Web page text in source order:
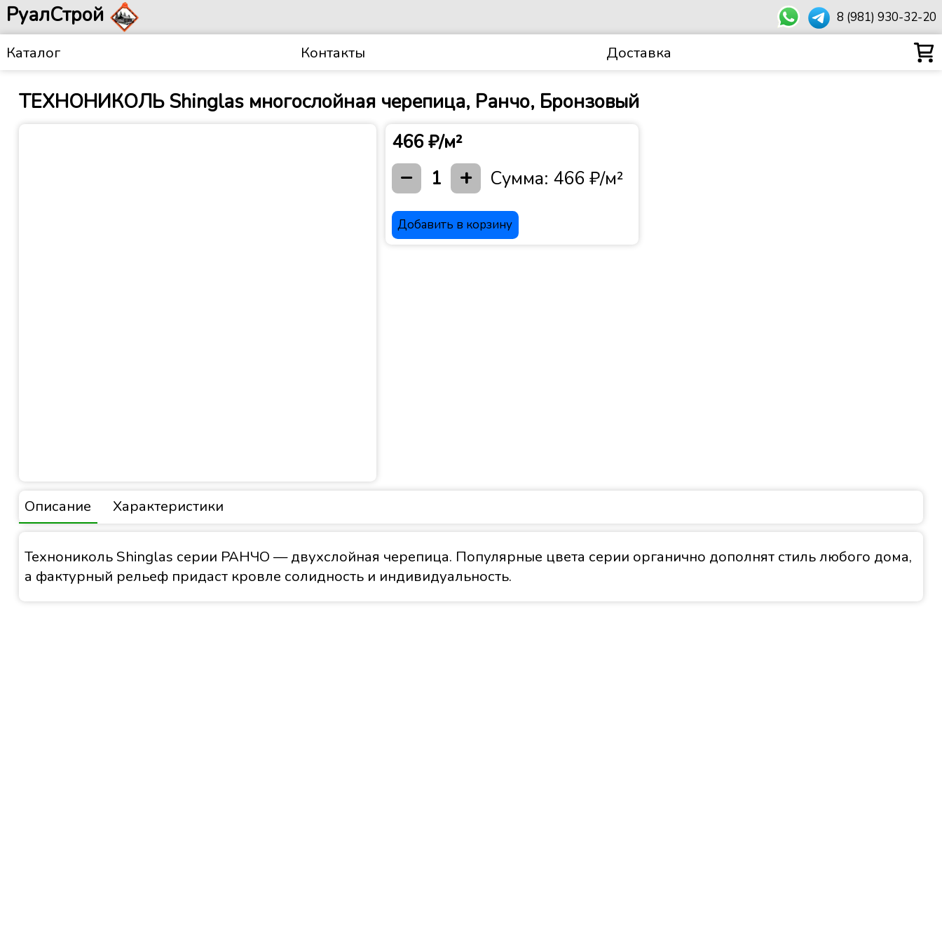
РуалСтрой 8 (981) 930-32-20
Каталог Контакты Доставка
ТЕХНОНИКОЛЬ Shinglas многослойная черепица, Ранчо, Бронзовый
466 ₽/м²
− 1 + Сумма: 466 ₽/м²
Добавить в корзину
Описание Характеристики
Технониколь Shinglas серии РАНЧО — двухслойная черепица. Популярные цвета серии органично дополнят стиль любого дома,
а фактурный рельеф придаст кровле солидность и индивидуальность.